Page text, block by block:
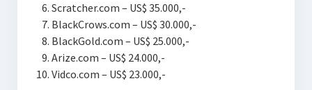
Scratcher.com – US$ 35.000,-
BlackCrows.com – US$ 30.000,-
BlackGold.com – US$ 25.000,-
Arize.com – US$ 24.000,-
Vidco.com – US$ 23.000,-